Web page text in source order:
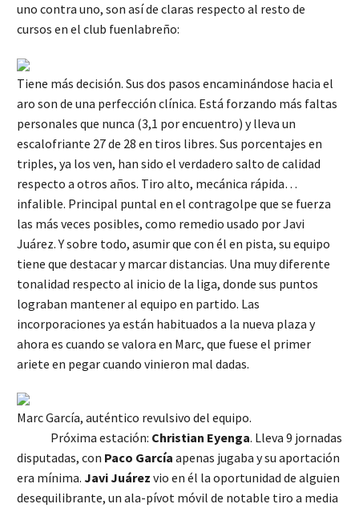
uno contra uno, son así de claras respecto al resto de
cursos en el club fuenlabreño:
Tiene más decisión. Sus dos pasos encaminándose hacia el
aro son de una perfección clínica. Está forzando más faltas
personales que nunca (3,1 por encuentro) y lleva un
escalofriante 27 de 28 en tiros libres. Sus porcentajes en
triples, ya los ven, han sido el verdadero salto de calidad
respecto a otros años. Tiro alto, mecánica rápida…
infalible. Principal puntal en el contragolpe que se fuerza
las más veces posibles, como remedio usado por Javi
Juárez. Y sobre todo, asumir que con él en pista, su equipo
tiene que destacar y marcar distancias. Una muy diferente
tonalidad respecto al inicio de la liga, donde sus puntos
lograban mantener al equipo en partido. Las
incorporaciones ya están habituados a la nueva plaza y
ahora es cuando se valora en Marc, que fuese el primer
ariete en pegar cuando vinieron mal dadas.
Marc García, auténtico revulsivo del equipo.
Próxima estación: Christian Eyenga. Lleva 9 jornadas
disputadas, con Paco García apenas jugaba y su aportación
era mínima. Javi Juárez vio en él la oportunidad de alguien
desequilibrante, un ala-pívot móvil de notable tiro a media